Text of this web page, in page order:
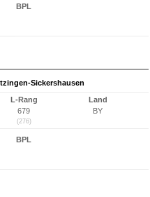
BPL
Sickershausen
L-Rang
679
(276)
Land
BY
BPL